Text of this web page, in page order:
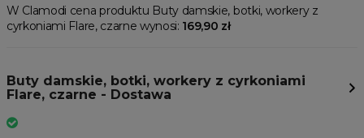
W Clamodi cena produktu Buty damskie, botki, workery z
cyrkoniami Flare, czarne wynosi: 169,90 zł
Buty damskie, botki, workery z cyrkoniami
Flare, czarne - Dostawa